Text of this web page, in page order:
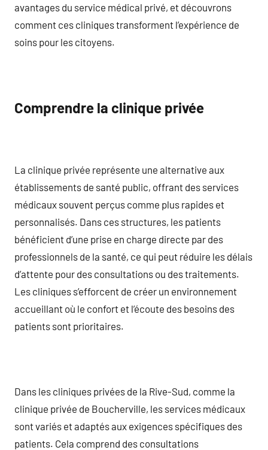
avantages du service médical privé, et découvrons
comment ces cliniques transforment l’expérience de
soins pour les citoyens.
Comprendre la clinique privée
La clinique privée représente une alternative aux
établissements de santé public, offrant des services
médicaux souvent perçus comme plus rapides et
personnalisés. Dans ces structures, les patients
bénéficient d’une prise en charge directe par des
professionnels de la santé, ce qui peut réduire les délais
d’attente pour des consultations ou des traitements.
Les cliniques s’efforcent de créer un environnement
accueillant où le confort et l’écoute des besoins des
patients sont prioritaires.
Dans les cliniques privées de la Rive-Sud, comme la
clinique privée de Boucherville, les services médicaux
sont variés et adaptés aux exigences spécifiques des
patients. Cela comprend des consultations